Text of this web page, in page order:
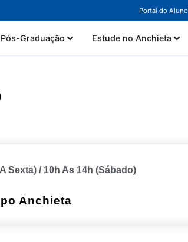
Portal do Aluno
Pós-Graduação Estude no Anchieta
Sexta) / 10h As 14h (sábado)
Anchieta